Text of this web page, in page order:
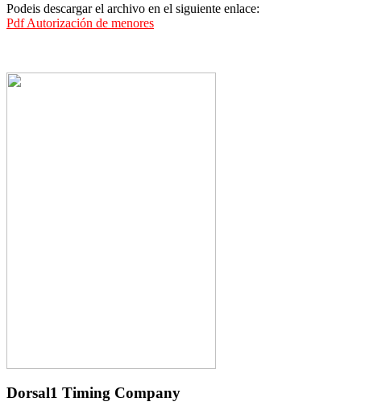
Podeis descargar el archivo en el siguiente enlace:
Pdf Autorización de menores
Dorsal1 Timing Company